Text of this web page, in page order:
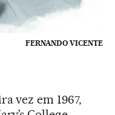
FERNANDO VICENTE
vez em 1967,